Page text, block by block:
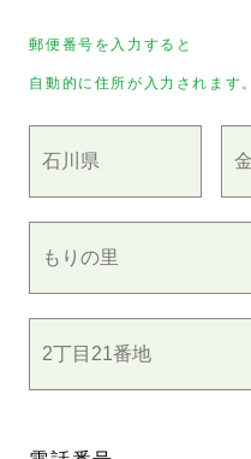
郵便番号を入力すると
自動的に住所が入力されます。